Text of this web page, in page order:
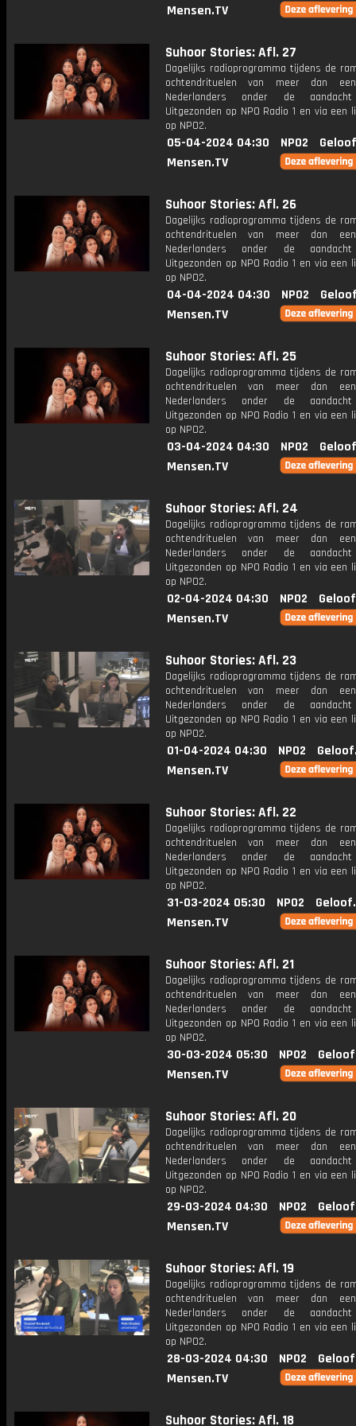
Mensen.TV
Suhoor Stories: Afl. 27
Dagelijks radioprogramma tijdens de
ochtendrituelen van meer dan
Nederlanders onder de
Uitgezonden op NPO Radio 1 en via een
op NPO2.
05-04-2024 04:30 NPO2
Mensen.TV
Suhoor Stories: Afl. 26
Dagelijks radioprogramma tijdens de
ochtendrituelen van meer dan
Nederlanders onder de
Uitgezonden op NPO Radio 1 en via een
op NPO2.
04-04-2024 04:30 NPO2
Mensen.TV
Suhoor Stories: Afl. 25
Dagelijks radioprogramma tijdens de
ochtendrituelen van meer dan
Nederlanders onder de
Uitgezonden op NPO Radio 1 en via een
op NPO2.
03-04-2024 04:30 NPO2
Mensen.TV
Suhoor Stories: Afl. 24
Dagelijks radioprogramma tijdens de
ochtendrituelen van meer dan
Nederlanders onder de
Uitgezonden op NPO Radio 1 en via een
op NPO2.
02-04-2024 04:30 NPO2
Mensen.TV
Suhoor Stories: Afl. 23
Dagelijks radioprogramma tijdens de
ochtendrituelen van meer dan
Nederlanders onder de
Uitgezonden op NPO Radio 1 en via een
op NPO2.
01-04-2024 04:30 NPO2
Mensen.TV
Suhoor Stories: Afl. 22
Dagelijks radioprogramma tijdens de
ochtendrituelen van meer dan
Nederlanders onder de
Uitgezonden op NPO Radio 1 en via een
op NPO2.
31-03-2024 05:30 NPO2
Mensen.TV
Suhoor Stories: Afl. 21
Dagelijks radioprogramma tijdens de
ochtendrituelen van meer dan
Nederlanders onder de
Uitgezonden op NPO Radio 1 en via een
op NPO2.
30-03-2024 05:30 NPO2
Mensen.TV
Suhoor Stories: Afl. 20
Dagelijks radioprogramma tijdens de
ochtendrituelen van meer dan
Nederlanders onder de
Uitgezonden op NPO Radio 1 en via een
op NPO2.
29-03-2024 04:30 NPO2
Mensen.TV
Suhoor Stories: Afl. 19
Dagelijks radioprogramma tijdens de
ochtendrituelen van meer dan
Nederlanders onder de
Uitgezonden op NPO Radio 1 en via een
op NPO2.
28-03-2024 04:30 NPO2
Mensen.TV
Suhoor Stories: Afl. 18